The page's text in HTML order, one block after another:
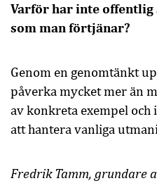
Varför har inte
som man förtjänar?
Genom en genomtänkt
påverka mycket mer än
av konkreta exempel
att hantera vanliga
Fredrik Tamm, grundare